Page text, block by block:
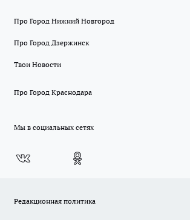
Про Город Нижний Новгород
Про Город Дзержинск
Твои Новости
Про Город Краснодара
Мы в социальных сетях
Редакционная политика